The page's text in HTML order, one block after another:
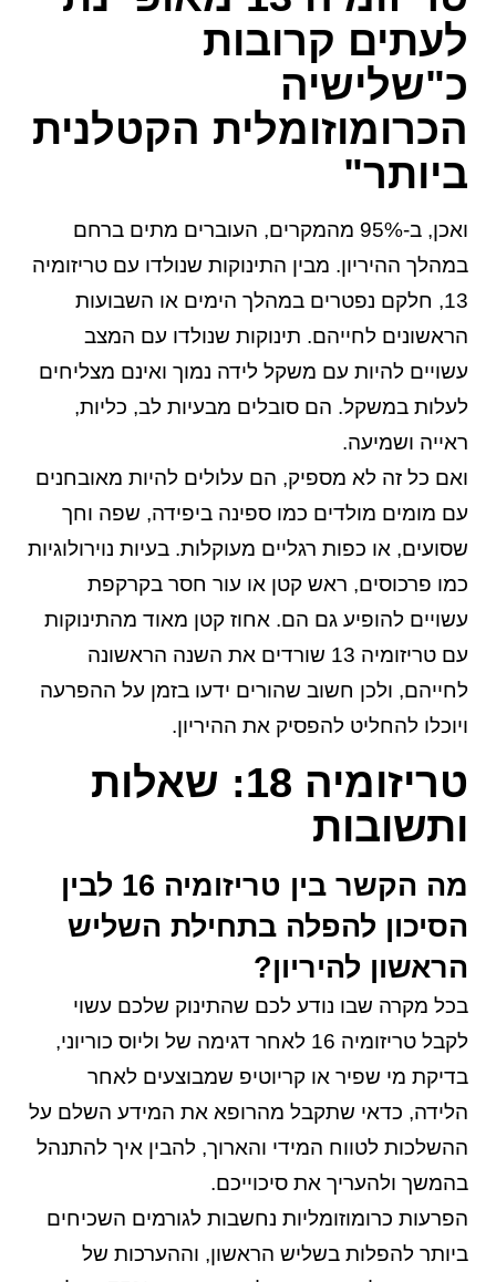
לעתים קרובות
כ"שלישיה
הכרומוזומלית הקטלנית
ביותר"
ואכן, ב-95% מהמקרים, העוברים מתים ברחם
במהלך ההיריון. מבין התינוקות שנולדו עם טריזומיה
13, חלקם נפטרים במהלך הימים או השבועות
הראשונים לחייהם. תינוקות שנולדו עם המצב
עשויים להיות עם משקל לידה נמוך ואינם מצליחים
לעלות במשקל. הם סובלים מבעיות לב, כליות,
ראייה ושמיעה.
ואם כל זה לא מספיק, הם עלולים להיות מאובחנים
עם מומים מולדים כמו ספינה ביפידה, שפה וחך
שסועים, או כפות רגליים מעוקלות. בעיות נוירולוגיות
כמו פרכוסים, ראש קטן או עור חסר בקרקפת
עשויים להופיע גם הם. אחוז קטן מאוד מהתינוקות
עם טריזומיה 13 שורדים את השנה הראשונה
לחייהם, ולכן חשוב שהורים ידעו בזמן על ההפרעה
ויוכלו להחליט להפסיק את ההיריון.
טריזומיה 18: שאלות
ותשובות
מה הקשר בין טריזומיה 16 לבין
הסיכון להפלה בתחילת השליש
הראשון להיריון?
בכל מקרה שבו נודע לכם שהתינוק שלכם עשוי
לקבל טריזומיה 16 לאחר דגימה של וליוס כוריוני,
בדיקת מי שפיר או קריוטיפ שמבוצעים לאחר
הלידה, כדאי שתקבל מהרופא את המידע השלם על
ההשלכות לטווח המידי והארוך, להבין איך להתנהל
בהמשך ולהעריך את סיכוייכם.
הפרעות כרומוזומליות נחשבות לגורמים השכיחים
ביותר להפלות בשליש הראשון, וההערכות של